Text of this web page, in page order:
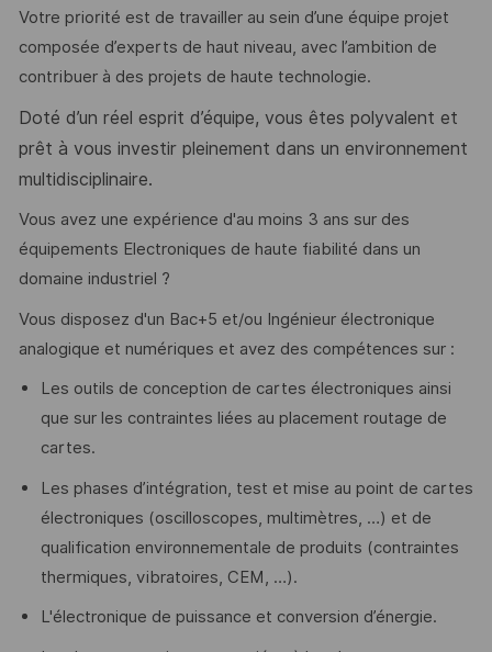
Votre priorité est de travailler au sein d’une équipe projet
composée d’experts de haut niveau, avec l’ambition de
contribuer à des projets de haute technologie.
Doté d’un réel esprit d’équipe, vous êtes polyvalent et
prêt à vous investir pleinement dans un environnement
multidisciplinaire.
Vous avez une expérience d'au moins 3 ans sur des
équipements Electroniques de haute fiabilité dans un
domaine industriel ?
Vous disposez d'un Bac+5 et/ou Ingénieur électronique
analogique et numériques et avez des compétences sur :
Les outils de conception de cartes électroniques ainsi
que sur les contraintes liées au placement routage de
cartes.
Les phases d’intégration, test et mise au point de cartes
électroniques (oscilloscopes, multimètres, …) et de
qualification environnementale de produits (contraintes
thermiques, vibratoires, CEM, …).
L'électronique de puissance et conversion d’énergie.